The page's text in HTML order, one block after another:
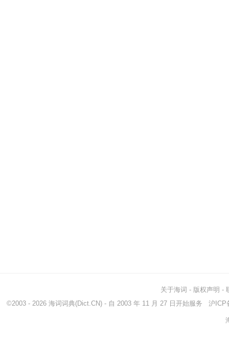
关于海词 - 版权声明 -
©2003 - 2026 海词词典(Dict.CN) - 自 2003 年 11 月 27 日开始服务 沪ICP